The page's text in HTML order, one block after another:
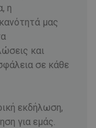
η
μας
και
σε κάθε
εκδήλωση,
για εμάς.